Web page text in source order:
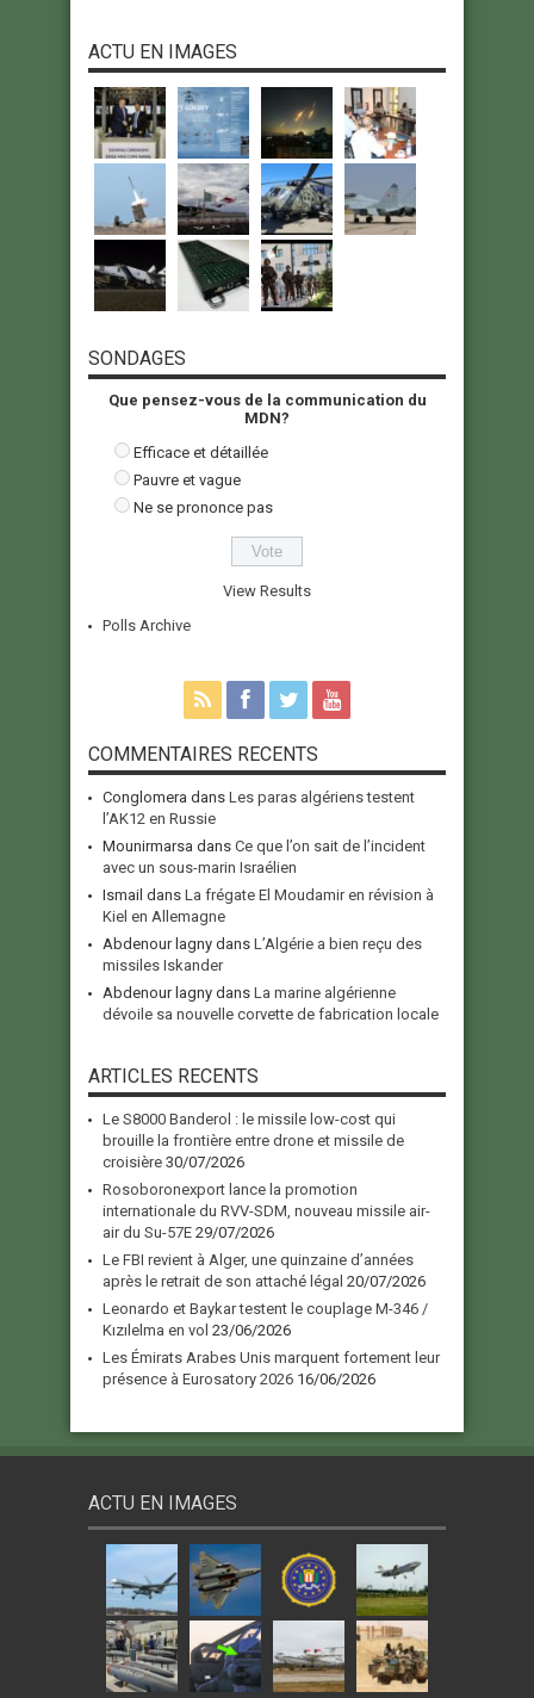
ACTU EN IMAGES
SONDAGES
Que pensez-vous de la communication du
MDN?
Efficace et détaillée
Pauvre et vague
Ne se prononce pas
View Results
Polls Archive
COMMENTAIRES RECENTS
Conglomera dans Les paras algériens testent
l’AK12 en Russie
Mounirmarsa dans Ce que l’on sait de l’incident
avec un sous-marin Israélien
Ismail dans La frégate El Moudamir en révision à
Kiel en Allemagne
Abdenour lagny dans L’Algérie a bien reçu des
missiles Iskander
Abdenour lagny dans La marine algérienne
dévoile sa nouvelle corvette de fabrication locale
ARTICLES RECENTS
Le S8000 Banderol : le missile low-cost qui
brouille la frontière entre drone et missile de
croisière 30/07/2026
Rosoboronexport lance la promotion
internationale du RVV-SDM, nouveau missile air-
air du Su-57E 29/07/2026
Le FBI revient à Alger, une quinzaine d’années
après le retrait de son attaché légal 20/07/2026
Leonardo et Baykar testent le couplage M-346 /
Kızılelma en vol 23/06/2026
Les Émirats Arabes Unis marquent fortement leur
présence à Eurosatory 2026 16/06/2026
ACTU EN IMAGES